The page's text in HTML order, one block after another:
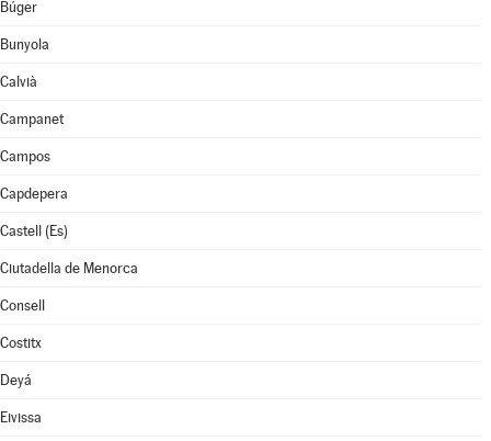
Búger
Bunyola
Calvià
Campanet
Campos
Capdepera
Castell (Es)
Ciutadella de Menorca
Consell
Costitx
Deyá
Eivissa